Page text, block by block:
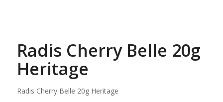
Radis Cherry Belle 20g
Heritage
Radis Cherry Belle 20g Heritage